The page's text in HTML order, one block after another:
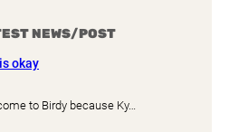
NEWS/POST
okay
to Birdy because Ky…